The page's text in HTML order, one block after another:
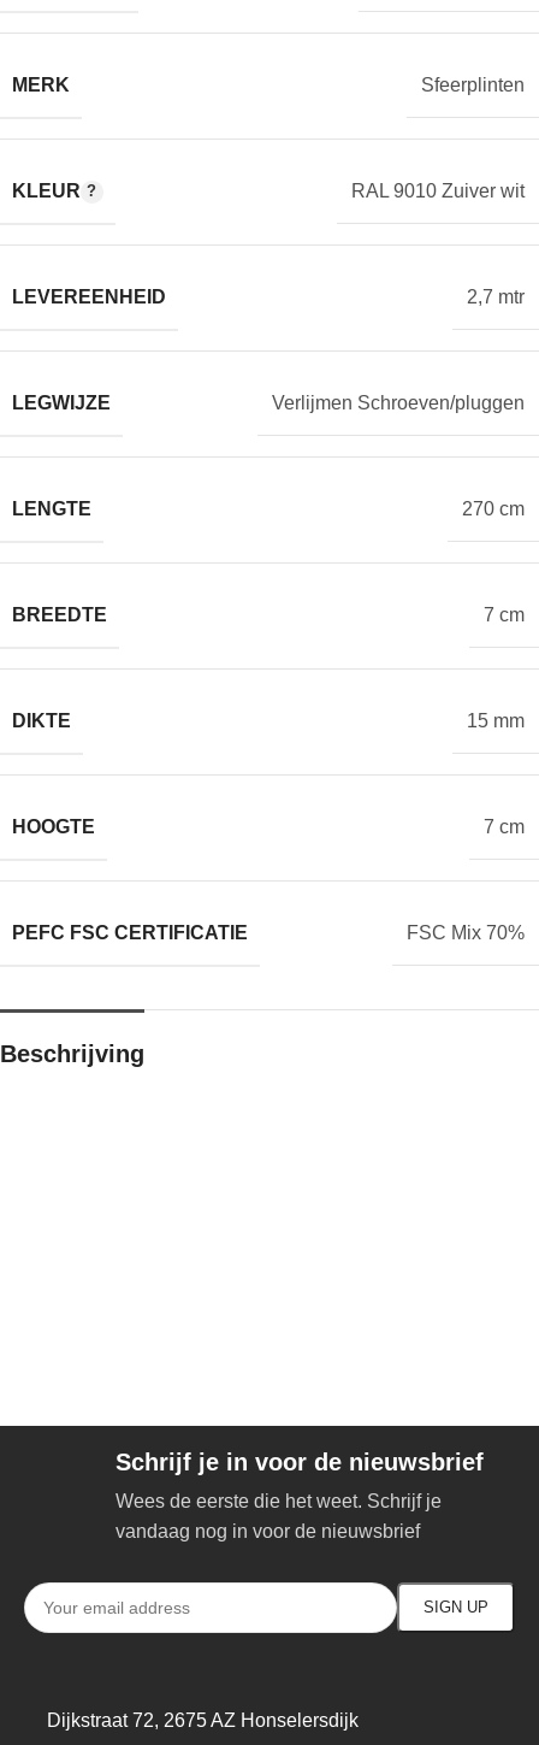
MERK Sfeerplinten
KLEUR RAL 9010 Zuiver wit
LEVEREENHEID 2,7 mtr
LEGWIJZE Verlijmen Schroeven/pluggen
LENGTE 270 cm
BREEDTE 7 cm
DIKTE 15 mm
HOOGTE 7 cm
PEFC FSC CERTIFICATIE FSC Mix 70%
Beschrijving
Schrijf je in voor de nieuwsbrief
Wees de eerste die het weet. Schrijf je
vandaag nog in voor de nieuwsbrief
Dijkstraat 72, 2675 AZ Honselersdijk